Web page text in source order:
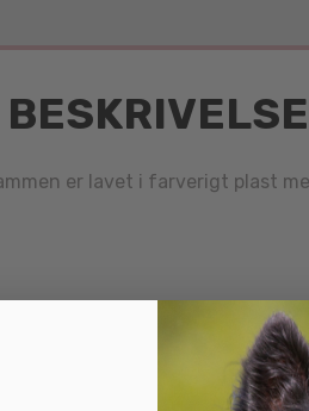
BESKRIVELSE
er lavet i farverigt plast